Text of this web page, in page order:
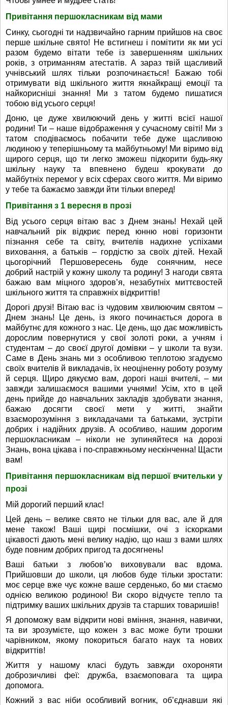
Привітання першокласникам від мами
Синку, сьогодні ти надзвичайно гарним прийшов на своє
перше шкільне свято! Не встигнеш і помітити як ми усі
разом будемо вітати тебе із завершенням шкільних
років, з отриманням атестатів. А зараз твій щасливий
учнівський шлях тільки розпочинається! Бажаю тобі
отримувати від шкільного життя якнайкращі емоції та
найкорисніші знання! Ми з татом будемо пишатися
тобою від усього серця!
Доню, це дуже хвилюючий день у житті всієї нашої
родини! Ти – наше відображення у сучасному світі! Ми з
татом сподіваємось побачити тебе дуже щасливою
людиною у теперішньому та майбутньому! Ми віримо від
щирого серця, що ти легко зможеш підкорити будь-яку
шкільну науку та впевнено будеш крокувати до
майбутніх перемог у всіх сферах свого життя. Ми віримо
у тебе та бажаємо завжди йти тільки вперед!
Привітання з 1 вересня в прозі
Від усього серця вітаю вас з Днем знань! Нехай цей
навчальний рік відкриє перед юнню нові горизонти
пізнання себе та світу, вчителів надихне успіхами
виховання, а батьків – гордістю за своїх дітей. Нехай
цьогорічний Першовересень буде сонячним, несе
добрий настрій у кожну школу та родину! З нагоди свята
бажаю вам міцного здоров’я, незабутніх миттєвостей
шкільного життя та справжніх відкриттів!
Дорогі друзі! Вітаю вас із чудовим хвилюючим святом –
Днем знань! Це день, із якого починається дорога в
майбутнє для кожного з нас. Це день, що дає можливість
дорослим повернутися у свої золоті роки, а учням і
студентам – до своєї другої домівки – у школи та вузи.
Саме в День знань ми з особливою теплотою згадуємо
своїх вчителів й викладачів, їх неоціненну роботу розуму
й серця. Щиро дякуємо вам, дорогі наші вчителі, – ми
завжди залишаємося вашими учнями! Усім, хто в цей
день прийде до навчальних закладів здобувати знання,
бажаю досягти своєї мети у житті, знайти
взаєморозуміння з викладачами та батьками, зустріти
добрих і надійних друзів. А особливо, нашим дорогим
першокласникам – ніколи не зупиняйтеся на дорозі
Знань, вона цікава і по-справжньому нескінченна! Щасти
вам!
Привітання першокласникам від першої вчительки у
прозі
Мій дорогий перший клас!
Цей день – велике свято не тільки для вас, але й для
мене також! Ваші щирі посмішки, очі з іскорками
цікавості дають мені велику надію, що наш з вами шлях
буде повним добрих пригод та досягнень!
Ваші батьки з любов’ю виховували вас вдома.
Прийшовши до школи, ця любов буде тільки зростати:
моє серце вже чує кожне ваше серденько, бо ми стаємо
однією великою родиною! Ви скоро відчуєте тепло та
підтримку ваших шкільних друзів та старших товаришів!
Я допоможу вам відкрити нові вміння, знання, навички,
та ви зрозумієте, що кожен з вас може бути трошки
чарівником, якому покориться багато наук та нових
відкриттів!
Життя у нашому класі будуть завжди охороняти
доброзичливі феї: дружба, взаємоповага та щира
допомога.
Кожний з вас ніби особливий вогник, об’єднавши які